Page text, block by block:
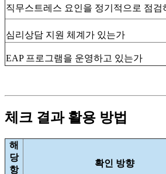
직무스트레스 요인을 정기적으로 점검
심리상담 지원 체계가 있는가
EAP 프로그램을 운영하고 있는가
체크 결과 활용 방법
해
당
항
확인 방향